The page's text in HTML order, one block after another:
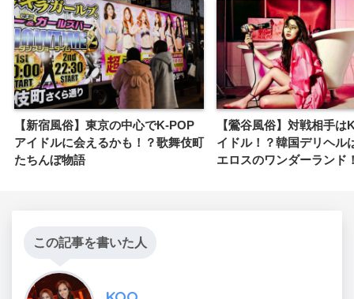
【新宿風俗】東京の中心でK-POP
アイドルに会えるかも！？歌舞伎町
たちんぼ物語
【鶯谷風俗】対戦相手は
イドル！？韓国デリヘル
エロスのワンダーランド
この記事を書いた人